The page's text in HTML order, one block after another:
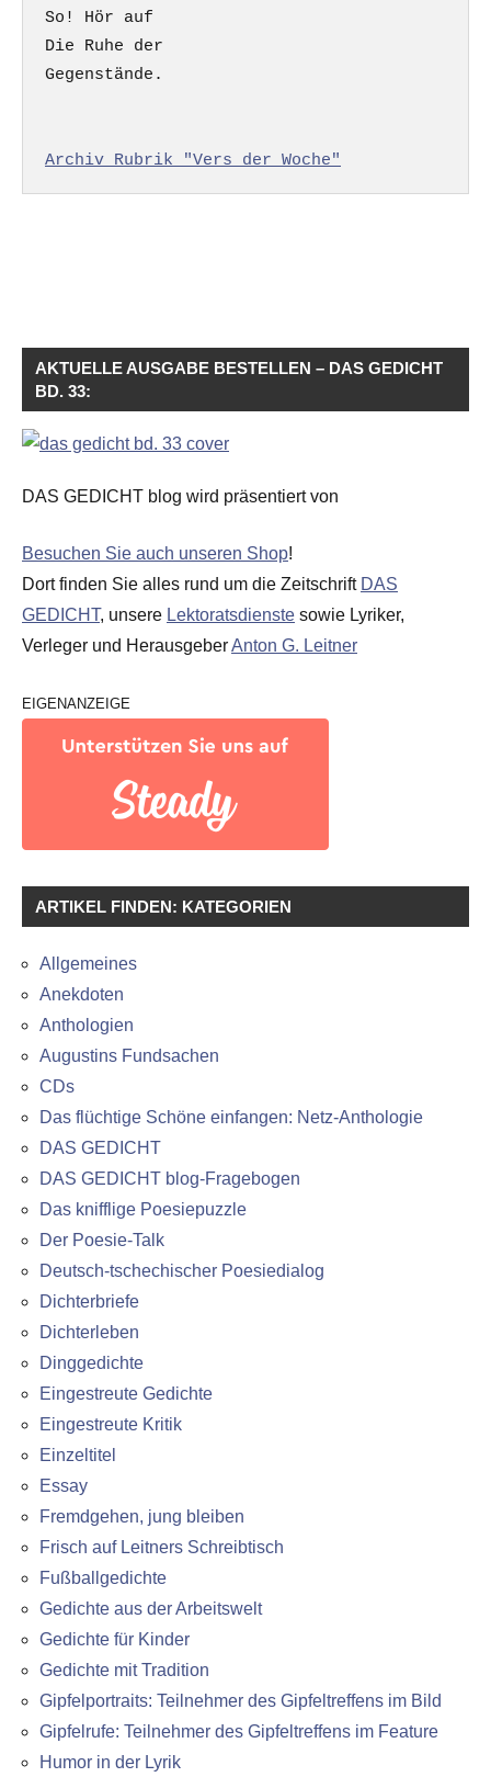
So! Hör auf
Die Ruhe der
Gegenstände.
Archiv Rubrik "Vers der Woche"
AKTUELLE AUSGABE BESTELLEN – DAS GEDICHT
BD. 33:
DAS GEDICHT blog wird präsentiert von
Besuchen Sie auch unseren Shop!
Dort finden Sie alles rund um die Zeitschrift DAS
GEDICHT, unsere Lektoratsdienste sowie Lyriker,
Verleger und HerausgeberAnton G. Leitner
EIGENANZEIGE
ARTIKEL FINDEN: KATEGORIEN
Allgemeines
Anekdoten
Anthologien
Augustins Fundsachen
CDs
Das flüchtige Schöne einfangen: Netz-Anthologie
DAS GEDICHT
DAS GEDICHT blog-Fragebogen
Das knifflige Poesiepuzzle
Der Poesie-Talk
Deutsch-tschechischer Poesiedialog
Dichterbriefe
Dichterleben
Dinggedichte
Eingestreute Gedichte
Eingestreute Kritik
Einzeltitel
Essay
Fremdgehen, jung bleiben
Frisch auf Leitners Schreibtisch
Fußballgedichte
Gedichte aus der Arbeitswelt
Gedichte für Kinder
Gedichte mit Tradition
Gipfelportraits: Teilnehmer des Gipfeltreffens im Bild
Gipfelrufe: Teilnehmer des Gipfeltreffens im Feature
Humor in der Lyrik